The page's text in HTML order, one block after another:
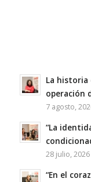
La historia
operación
7 agosto,
“La
28 julio,
“En el